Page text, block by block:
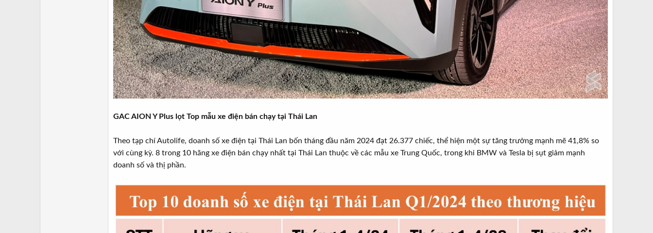
GAC AION Y Plus lọt Top mẫu xe điện bán chạy tại Thái Lan
Theo tạp chí Autolife, doanh số xe điện tại Thái Lan bốn tháng đầu năm 2024 đạt 26.377 chiếc, thể hiện một sự tăng trưởng mạnh mẽ 41,8% so
với cùng kỳ. 8 trong 10 hãng xe điện bán chạy nhất tại Thái Lan thuộc về các mẫu xe Trung Quốc, trong khi BMW và Tesla bị sụt giảm mạnh
doanh số và thị phần.